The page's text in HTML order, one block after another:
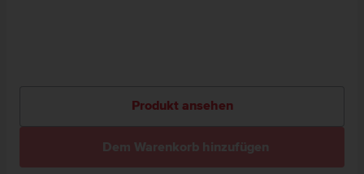
Produkt ansehen
Dem Warenkorb hinzufügen